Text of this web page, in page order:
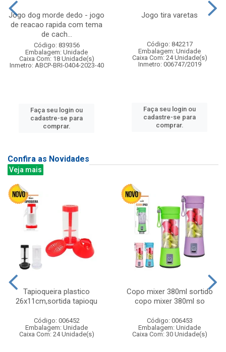
Jogo dog morde dedo - jogo
de reacao rapida com tema
de cach...
Código: 839356
Embalagem: Unidade
Caixa Com: 18 Unidade(s)
Inmetro: ABCP-BRI-0404-2023-40
Faça seu login ou
cadastre-se para
comprar.
Jogo tira varetas
Código: 842217
Embalagem: Unidade
Caixa Com: 24 Unidade(s)
Inmetro: 006747/2019
Faça seu login ou
cadastre-se para
comprar.
Confira as Novidades
Veja mais
Tapioqueira plastico
26x11cm,sortida tapioqu
Código: 006452
Embalagem: Unidade
Caixa Com: 24 Unidade(s)
Copo mixer 380ml sortido
copo mixer 380ml so
Código: 006453
Embalagem: Unidade
Caixa Com: 30 Unidade(s)